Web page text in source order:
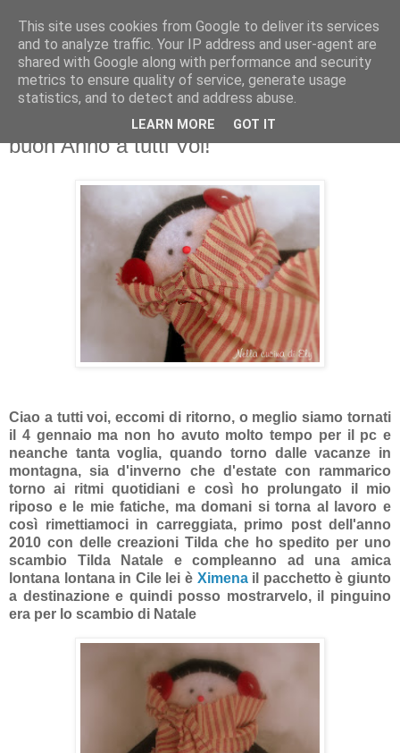
buon Anno a tutti Voi!
Ciao a tutti voi, eccomi di ritorno, o meglio siamo tornati
il 4 gennaio ma non ho avuto molto tempo per il pc e
neanche tanta voglia, quando torno dalle vacanze in
montagna, sia d'inverno che d'estate con rammarico
torno ai ritmi quotidiani e così ho prolungato il mio
riposo e le mie fatiche, ma domani si torna al lavoro e
così rimettiamoci in carreggiata, primo post dell'anno
2010 con delle creazioni Tilda che ho spedito per uno
scambio Tilda Natale e compleanno ad una amica
lontana lontana in Cile lei è Ximenail pacchetto è giunto
a destinazione e quindi posso mostrarvelo, il pinguino
era per lo scambio di Natale
This site uses cookies from Google to deliver its services
and to analyze traffic. Your IP address and user-agent are
shared with Google along with performance and security
metrics to ensure quality of service, generate usage
statistics, and to detect and address abuse.
LEARN MORE GOT IT